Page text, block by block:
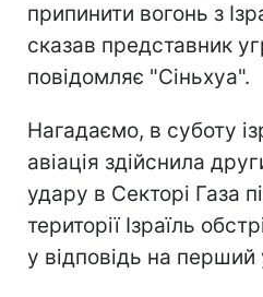
припинити вогонь з
сказав представник
повідомляє "Сіньхуа".
Нагадаємо, в суботу
авіація здійснила
удару в Секторі Газа
території Ізраїль
у відповідь на перший